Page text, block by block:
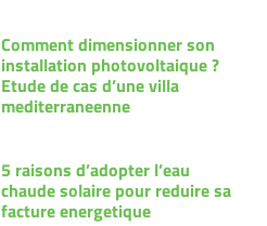
Comment dimensionner son
installation photovoltaique ?
Etude de cas d’une villa
mediterraneenne
5 raisons d’adopter l’eau
chaude solaire pour reduire sa
facture energetique